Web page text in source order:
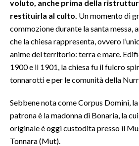
STORE
voluto, anche prima della
restituirla al culto. Un momento di
commozione durante la santa messa,
che la chiesa rappresenta, ovvero
anime del territorio: terra e mare.
1900 e il 1901, la chiesa fu il fulcro
tonnarotti e per le comunità della
Sebbene nota come Corpus Domini, la
patrona è la madonna di Bonaria, la
originale è oggi custodita presso il
Tonnara (Mut).